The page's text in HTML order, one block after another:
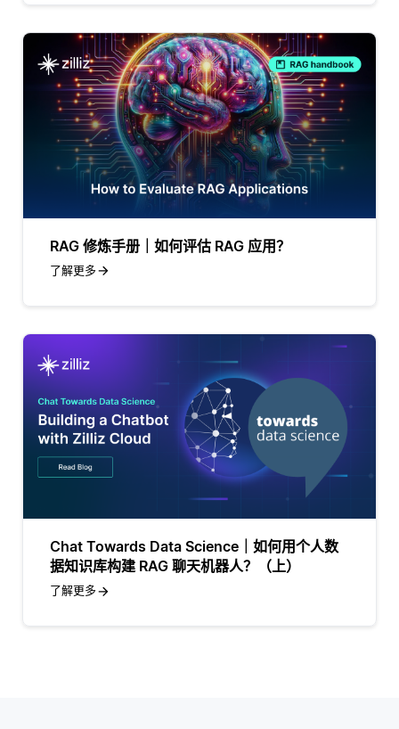
RAG 修炼手册｜如何评估 RAG 应用？
了解更多
Chat Towards Data Science｜如何用个人数
据知识库构建 RAG 聊天机器人？（上）
了解更多